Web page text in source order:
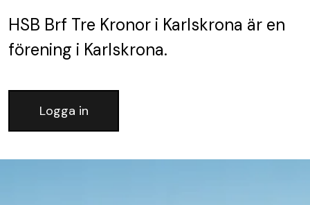
HSB Brf Tre Kronor i Karlskrona är en
förening i Karlskrona.
Logga in